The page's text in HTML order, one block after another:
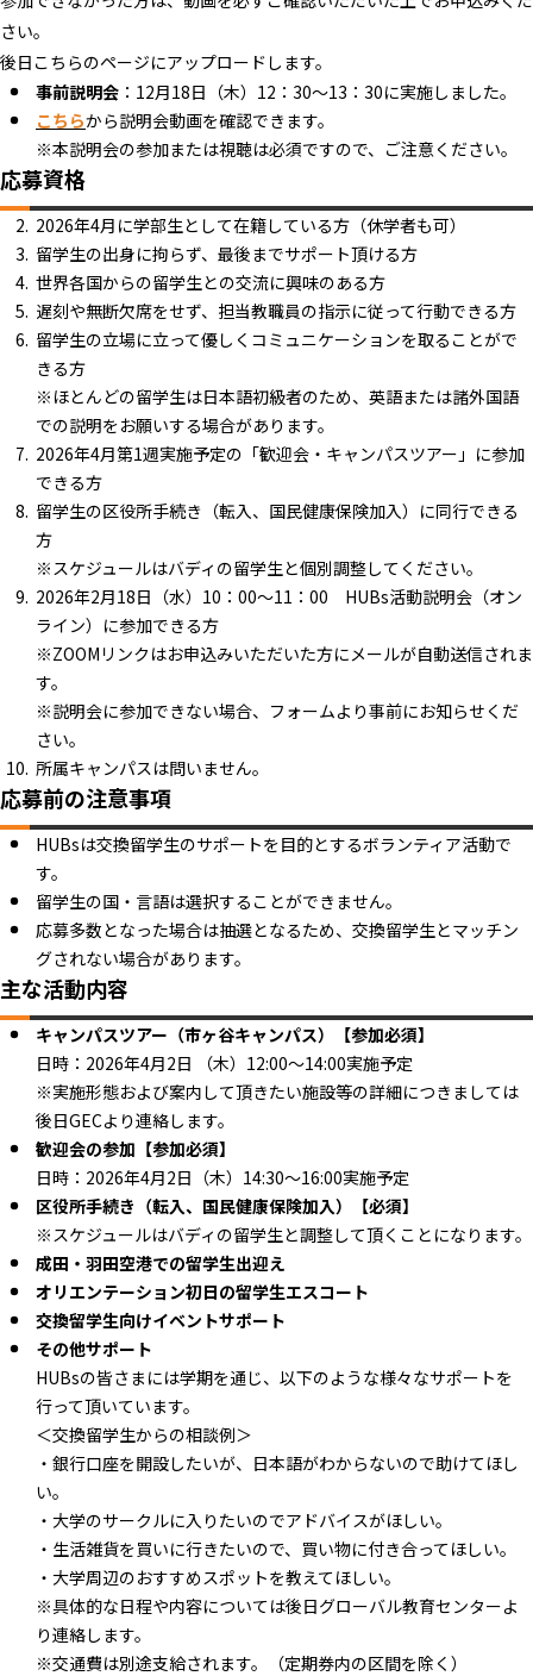
さい。
後日こちらのページにアップロードします。
事前説明会 ：12月18日（木）12：30～13：30に実施しました。
こちらから説明会動画を確認できます。
※本説明会の参加または視聴は必須ですので、ご注意ください。
応募資格
2026年4月に学部生として在籍している方（休学者も可）
留学生の出身に拘らず、最後までサポート頂ける方
世界各国からの留学生との交流に興味のある方
遅刻や無断欠席をせず、担当教職員の指示に従って行動できる方
留学生の立場に立って優しくコミュニケーションを取ることがで
きる方
※ほとんどの留学生は日本語初級者のため、英語または諸外国語
での説明をお願いする場合があります。
2026年4月第1週実施予定の「歓迎会・キャンパスツアー」に参加
できる方
留学生の区役所手続き（転入、国民健康保険加入）に同行できる
方
※スケジュールはバディの留学生と個別調整してください。
2026年2月18日（水）10：00～11：00 HUBs活動説明会（オン
ライン）に参加できる方
※ZOOMリンクはお申込みいただいた方にメールが自動送信されま
す。
※説明会に参加できない場合、フォームより事前にお知らせくだ
さい。
所属キャンパスは問いません。
応募前の注意事項
HUBsは交換留学生のサポートを目的とするボランティア活動で
す。
留学生の国・言語は選択することができません。
応募多数となった場合は抽選となるため、交換留学生とマッチン
グされない場合があります。
主な活動内容
キャンパスツアー（市ヶ谷キャンパス）【参加必須】
日時：2026年4月2日 （木）12:00～14:00実施予定
※実施形態および案内して頂きたい施設等の詳細につきましては
後日GECより連絡します。
歓迎会の参加【参加必須】
日時：2026年4月2日（木）14:30～16:00実施予定
区役所手続き（転入、国民健康保険加入）【必須】
※スケジュールはバディの留学生と調整して頂くことになります。
成田・羽田空港での留学生出迎え
オリエンテーション初日の留学生エスコート
交換留学生向けイベントサポート
その他サポート
HUBsの皆さまには学期を通じ、以下のような様々なサポートを
行って頂いています。
＜交換留学生からの相談例＞
・銀行口座を開設したいが、日本語がわからないので助けてほし
い。
・大学のサークルに入りたいのでアドバイスがほしい。
・生活雑貨を買いに行きたいので、買い物に付き合ってほしい。
・大学周辺のおすすめスポットを教えてほしい。
※具体的な日程や内容については後日グローバル教育センターよ
り連絡します。
※交通費は別途支給されます。（定期券内の区間を除く）